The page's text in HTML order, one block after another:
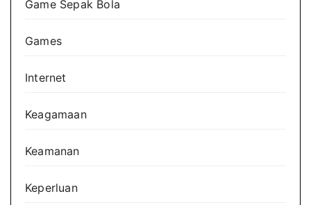
Game Sepak Bola
Games
Internet
Keagamaan
Keamanan
Keperluan